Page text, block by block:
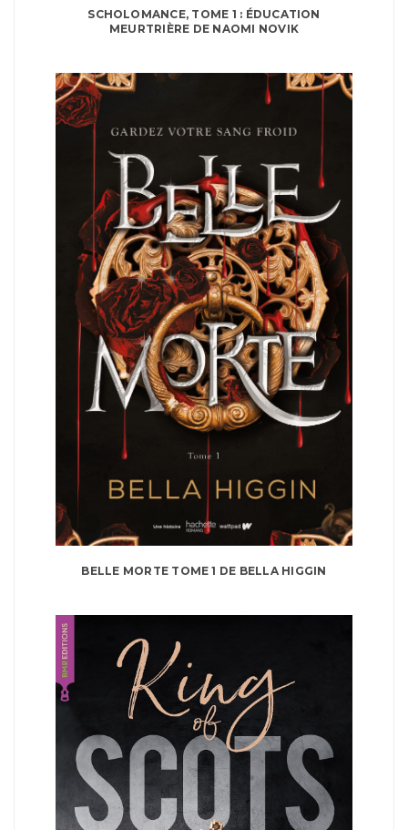
SCHOLOMANCE, TOME 1 : ÉDUCATION
MEURTRIÈRE DE NAOMI NOVIK
BELLE MORTE TOME 1 DE BELLA HIGGIN